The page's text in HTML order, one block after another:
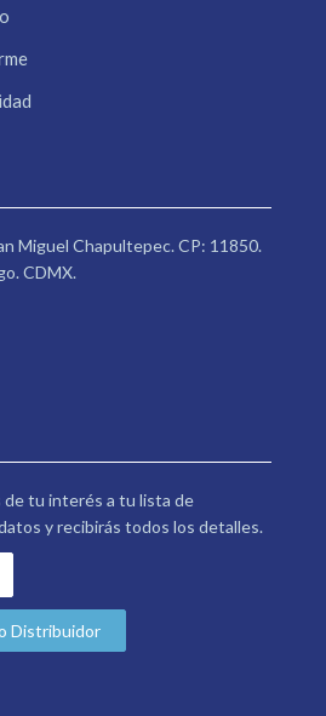
Miguel Chapultepec. CP: 11850.
CDMX.
tu interés a tu lista de
y recibirás todos los detalles.
Distribuidor